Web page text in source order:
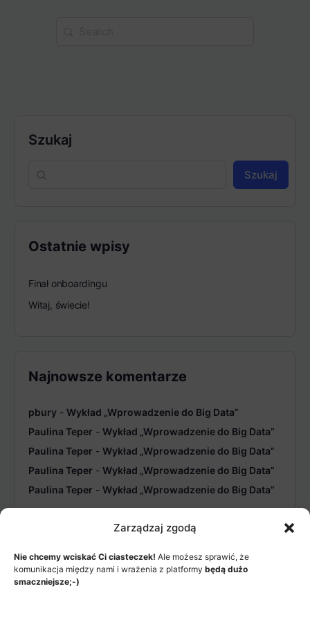
Zarządzaj zgodą
Nie chcemy wciskać Ci ciasteczek! Ale możesz sprawić, że
komunikacja między nami i wrażenia z platformy będą dużo
smaczniejsze;-)
Szukaj
Szukaj
Ostatnie wpisy
Finał onboardingu
Witaj, świecie!
Najnowsze komentarze
pbury - Wykład „Wprowadzenie do Big Data”
Paulina Teper - Wykład „Wprowadzenie do Big Data”
Paulina Teper - Wykład „Wprowadzenie do Big Data”
Paulina Teper - Wykład „Wprowadzenie do Big Data”
Paulina Teper - Wykład „Wprowadzenie do Big Data”